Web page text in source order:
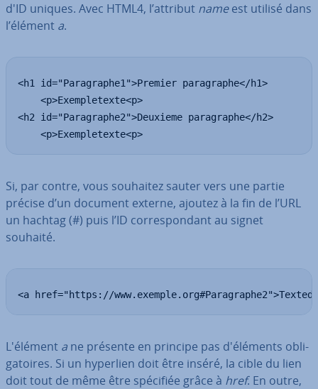
d'ID uniques. Avec HTML4, l’attribut nameest utilisé dans
l’élément a.
<h1 id="Paragraphe1">Premier paragraphe</h1>
    <p>Exempletexte<p>
<h2 id="Paragraphe2">Deuxieme paragraphe</h2>
    <p>Exempletexte<p>
Si, par contre, vous souhaitez sauter vers une partie
précise d’un document externe, ajoutez à la fin de l’URL
un hachtag (#) puis l’ID cor­res­pon­dant au signet
souhaité.
<a href="https://
L'élément a ne présente en principe pas d'élé­ments obli­
ga­toires. Si un hyperlien doit être inséré, la cible du lien
doit tout de même être spécifiée grâce à href. En outre,